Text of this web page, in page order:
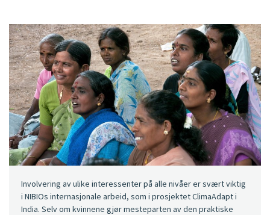
Involvering av ulike interessenter på alle nivåer er svært viktig
i NIBIOs internasjonale arbeid, som i prosjektet ClimaAdapt i
India. Selv om kvinnene gjør mesteparten av den praktiske